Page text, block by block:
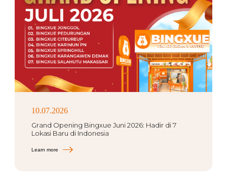
10.07.2026
Grand Opening Bingxue Juni 2026: Hadir di 7
Lokasi Baru di Indonesia
Learn more